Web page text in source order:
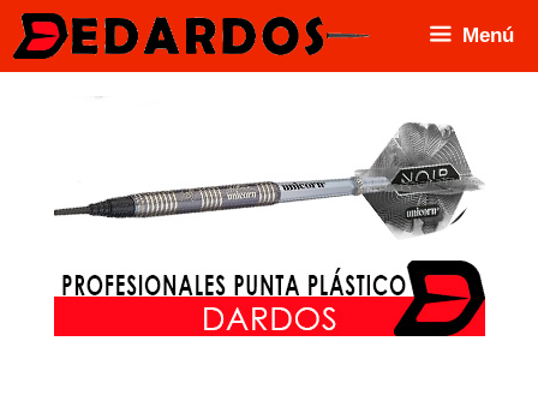
Saltar
contenido
Menú